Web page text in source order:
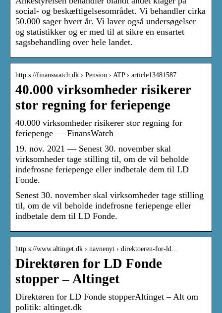
social- og beskæftigelsesområdet. Vi behandler cirka
50.000 sager hvert år. Vi laver også undersøgelser
og statistikker og er med til at sikre en ensartet
sagsbehandling over hele landet.
http s://finanswatch.dk › Pension › ATP › article13481587
40.000 virksomheder risikerer
stor regning for feriepenge
40.000 virksomheder risikerer stor regning for
feriepenge — FinansWatch
19. nov. 2021 — Senest 30. november skal
virksomheder tage stilling til, om de vil beholde
indefrosne feriepenge eller indbetale dem til LD
Fonde.
Senest 30. november skal virksomheder tage stilling
til, om de vil beholde indefrosne feriepenge eller
indbetale dem til LD Fonde.
http s://www.altinget.dk › navnenyt › direktoeren-for-ld…
Direktøren for LD Fonde
stopper – Altinget
Direktøren for LD Fonde stopperAltinget – Alt om
politik: altinget.dk